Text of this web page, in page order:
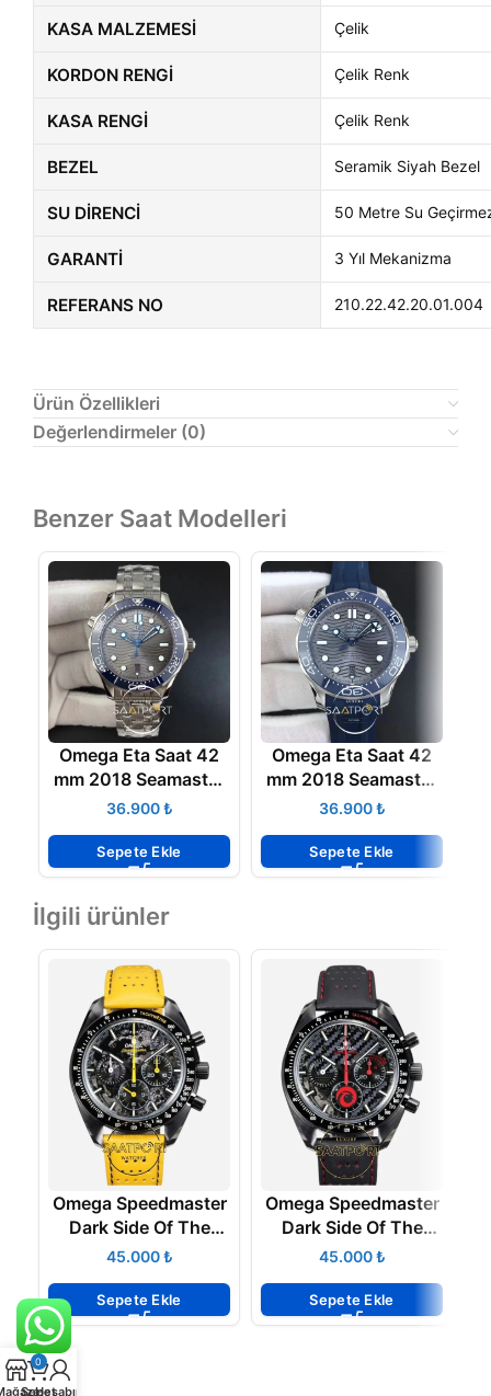
KASA MALZEMESI Çelik
KORDON RENGI Çelik Renk
KASA RENGI Çelik Renk
BEZEL Seramik Siyah Bezel
SU DIRENCI 50 Metre Su
GARANTI 3 Yıl Mekanizma
REFERANS NO 210.22.42.20.01.004
Ürün Özellikleri
Değerlendirmeler (0)
Benzer Saat Modelleri
Omega Eta Saat 42
mm 2018 Seamaster
Diver 300M VSF Best
Gray
₺
Sepete Ekle
Omega Eta Saat 42
mm 2018 Seamaster
Diver 300M VSF Blue
Blue
₺
Sepete Ekle
İlgili ürünler
Omega Speedmaster
Dark Side Of The
Moon Yellow Apollo 8
Clone ETA
₺
Sepete Ekle
Omega Speedmaster
Dark Side Of The
Moon Alinghi Calibre
ETA
₺
Sepete Ekle
0
Sepet
Hesabım